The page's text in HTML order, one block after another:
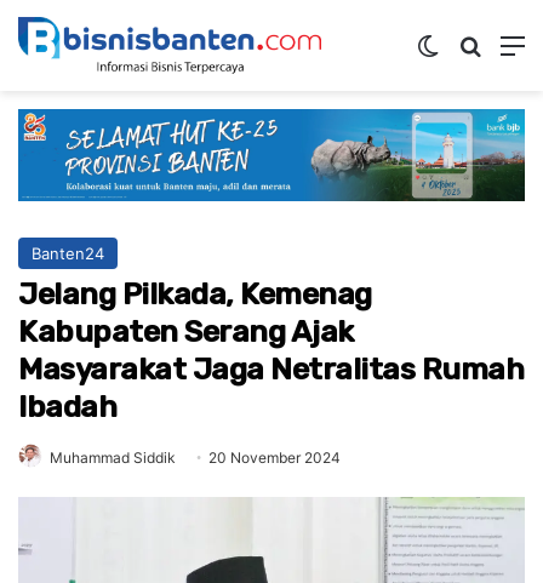
Switch skin
Banten24
Jelang Pilkada, Kemenag
Kabupaten Serang Ajak
Masyarakat Jaga Netralitas Rumah
Ibadah
Muhammad Siddik 20 November 2024